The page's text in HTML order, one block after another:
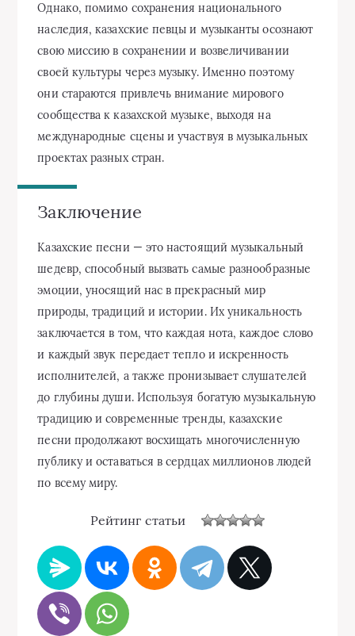
Однако, помимо сохранения национального
наследия, казахские певцы и музыканты осознают
свою миссию в сохранении и возвеличивании
своей культуры через музыку. Именно поэтому
они стараются привлечь внимание мирового
сообщества к казахской музыке, выходя на
международные сцены и участвуя в музыкальных
проектах разных стран.
Заключение
Казахские песни — это настоящий музыкальный
шедевр, способный вызвать самые разнообразные
эмоции, уносящий нас в прекрасный мир
природы, традиций и истории. Их уникальность
заключается в том, что каждая нота, каждое слово
и каждый звук передает тепло и искренность
исполнителей, а также пронизывает слушателей
до глубины души. Используя богатую музыкальную
традицию и современные тренды, казахские
песни продолжают восхищать многочисленную
публику и оставаться в сердцах миллионов людей
по всему миру.
Рейтинг статьи